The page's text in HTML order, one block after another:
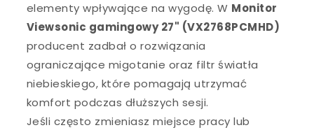
elementy wpływające na wygodę. W Monitor
Viewsonic gamingowy 27" (VX2768PCMHD)
producent zadbał o rozwiązania
ograniczające migotanie oraz filtr światła
niebieskiego, które pomagają utrzymać
komfort podczas dłuższych sesji.
Jeśli często zmieniasz miejsce pracy lub